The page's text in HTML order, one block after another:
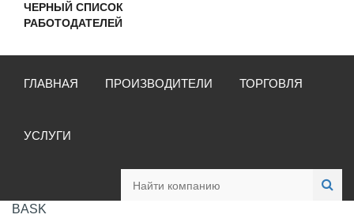
ЧЕРНЫЙ СПИСОК
РАБОТОДАТЕЛЕЙ
ГЛАВНАЯ ПРОИЗВОДИТЕЛИ ТОРГОВЛЯ
УСЛУГИ
BASK